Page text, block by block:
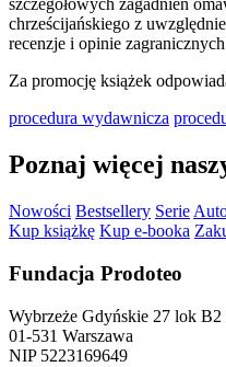
szczegółowych zagadnień
chrześcijańskiego z
recenzje i opinie
Za promocję książek
procedura wydawnicza
Poznaj więcej
Nowości Bestsellery Serie
Kup książkę Kup e-booka
Fundacja Prodoteo
Wybrzeże Gdyńskie 27 lok B2
01-531 Warszawa
NIP 5223169649